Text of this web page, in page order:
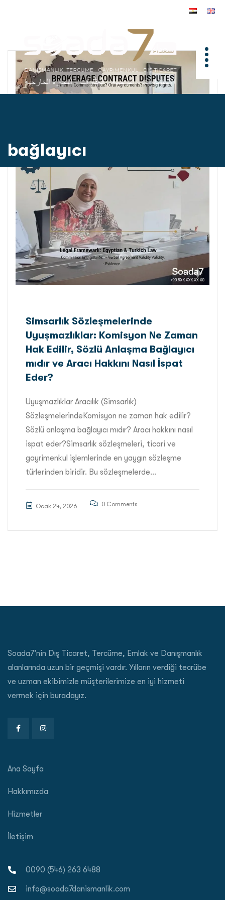
bağlayıcı
Simsarlık Sözleşmelerinde
Uyuşmazlıklar: Komisyon Ne Zaman
Hak Edilir, Sözlü Anlaşma Bağlayıcı
mıdır ve Aracı Hakkını Nasıl İspat
Eder?
Uyuşmazlıklar Aracılık (Simsarlık)
SözleşmelerindeKomisyon ne zaman hak edilir?
Sözlü anlaşma bağlayıcı mıdır? Aracı hakkını nasıl
ispat eder?Simsarlık sözleşmeleri, ticari ve
gayrimenkul işlemlerinde en yaygın sözleşme
türlerinden biridir. Bu sözleşmelerde...
Ocak 24, 2026 0 Comments
Soada7’nin Dış Ticaret, Tercüme, Emlak ve Danışmanlık
alanlarında uzun bir geçmişi vardır. Yılların verdiği tecrübe
ve uzman ekibimizle müşterilerimize en iyi hizmeti
vermek için buradayız.
Ana Sayfa
Hakkımızda
Hizmetler
İletişim
0090 (546) 263 6488
info@soada7danismanlik.com